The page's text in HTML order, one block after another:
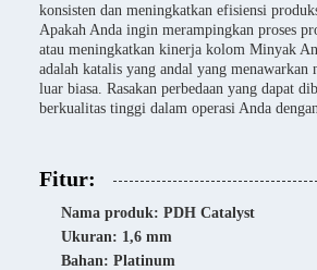
konsisten dan meningkatkan efisiensi
Apakah Anda ingin merampingkan proses
atau meningkatkan kinerja kolom Minyak
adalah katalis yang andal yang
luar biasa. Rasakan perbedaan yang dapat
berkualitas tinggi dalam operasi Anda
Fitur:
Nama produk: PDH Catalyst
Ukuran: 1,6 mm
Bahan: Platinum